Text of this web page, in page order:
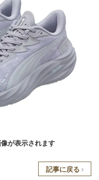
が表示されます
記事に戻る